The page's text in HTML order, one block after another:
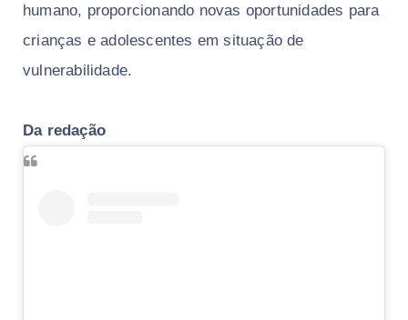
humano, proporcionando novas oportunidades para
crianças e adolescentes em situação de
vulnerabilidade.
Da redação